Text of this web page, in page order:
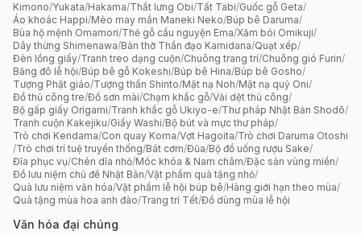
Kimono/Yukata/Hakama/Thắt lưng Obi/Tất Tabi/Guốc gỗ Geta/
Áo khoác Happi/Mèo may mắn Maneki Neko/Búp bê Daruma/
Bùa hộ mệnh Omamori/Thẻ gỗ cầu nguyện Ema/Xăm bói Omikuji/
Dây thừng Shimenawa/Bàn thờ Thần đạo Kamidana/Quạt xếp/
Đèn lồng giấy/Tranh treo dạng cuộn/Chuông trang trí/Chuông gió Furin/
Băng đô lễ hội/Búp bê gỗ Kokeshi/Búp bê Hina/Búp bê Gosho/
Tượng Phật giáo/Tượng thần Shinto/Mặt nạ Noh/Mặt nạ quỷ Oni/
Đồ thủ công tre/Đồ sơn mài/Chạm khắc gỗ/Vải dệt thủ công/
Bộ gấp giấy Origami/Tranh khắc gỗ Ukiyo-e/Thư pháp Nhật Bản Shodō/
Tranh cuộn Kakejiku/Giấy Washi/Bộ bút và mực thư pháp/
Trò chơi Kendama/Con quay Koma/Vợt Hagoita/Trò chơi Daruma Otoshi
/Trò chơi trí tuệ truyền thống/Bát cơm/Đũa/Bộ đồ uống rượu Sake/
Đĩa phục vụ/Chén dĩa nhỏ/Móc khóa & Nam châm/Đặc sản vùng miền/
Đồ lưu niệm chủ đề Nhật Bản/Vật phẩm quà tặng nhỏ/
Quà lưu niệm văn hóa/Vật phẩm lễ hội búp bê/Hàng giới hạn theo mùa/
Quà tặng mùa hoa anh đào/Trang trí Tết/Đồ dùng mùa lễ hội
Văn hóa đại chúng